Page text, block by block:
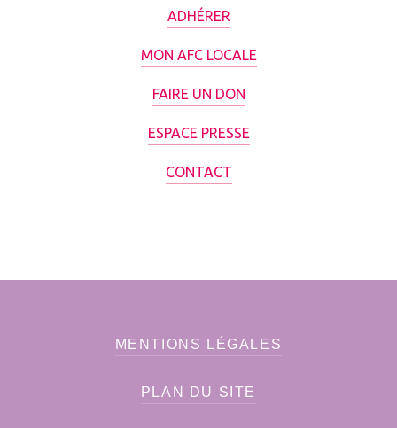
ADHÉRER
MON AFC LOCALE
FAIRE UN DON
ESPACE PRESSE
CONTACT
MENTIONS LÉGALES
PLAN DU SITE